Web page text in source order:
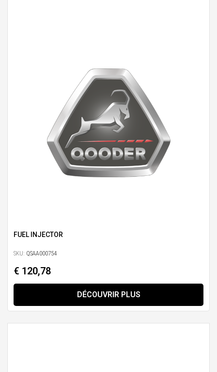
FUEL INJECTOR
SKU: QSAA000754
€ 120,78
DÉCOUVRIR PLUS